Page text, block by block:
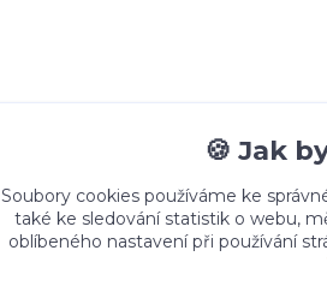
🍪 Jak
Soubory cookies používáme ke
také ke sledování statistik o webu,
oblíbeného nastavení při používání